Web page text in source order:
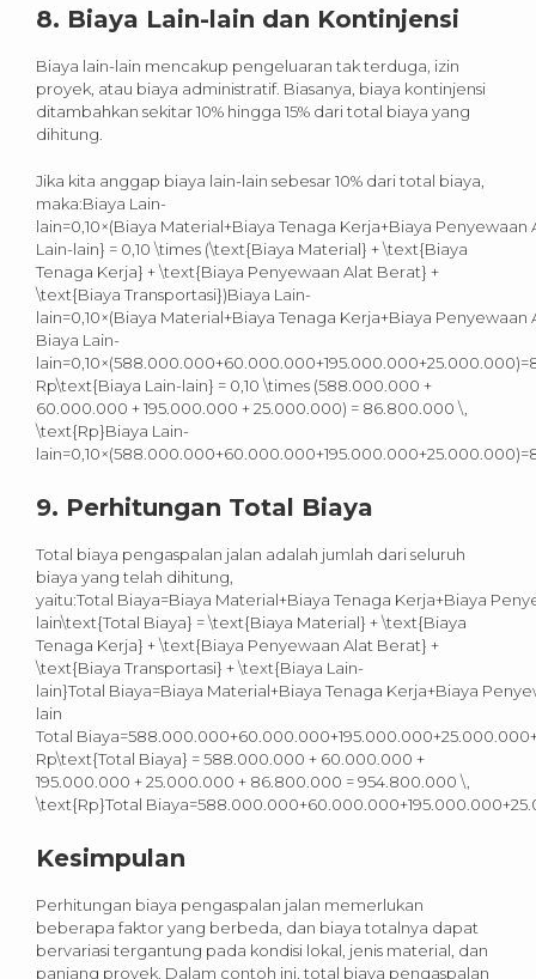
8. Biaya Lain-lain dan Kontinjensi
Biaya lain-lain mencakup pengeluaran tak terduga, izin
proyek, atau biaya administratif. Biasanya, biaya kontinjensi
ditambahkan sekitar 10% hingga 15% dari total biaya yang
dihitung.
Jika kita anggap biaya lain-lain sebesar 10% dari total biaya,
maka:Biaya Lain-
lain=0,10×(Biaya Material+Biaya Tenaga Kerja+Biaya
Lain-lain} = 0,10 \times (\text{Biaya Material} + \text{Biaya
Tenaga Kerja} + \text{Biaya Penyewaan Alat Berat} +
\text{Biaya Transportasi})Biaya Lain-
lain=0,10×(Biaya Material+Biaya Tenaga Kerja+Biaya
Biaya Lain-
Rp\text{Biaya Lain-lain} = 0,10 \times (588.000.000 +
60.000.000 + 195.000.000 + 25.000.000) = 86.800.000 \,
\text{Rp}Biaya Lain-
9. Perhitungan Total Biaya
Total biaya pengaspalan jalan adalah jumlah dari seluruh
biaya yang telah dihitung,
yaitu:Total Biaya=Biaya Material+Biaya Tenaga Kerja+Biaya
lain\text{Total Biaya} = \text{Biaya Material} + \text{Biaya
Tenaga Kerja} + \text{Biaya Penyewaan Alat Berat} +
\text{Biaya Transportasi} + \text{Biaya Lain-
lain}Total Biaya=Biaya Material+Biaya Tenaga Kerja+Biaya
lain
Total
Rp\text{Total Biaya} = 588.000.000 + 60.000.000 +
195.000.000 + 25.000.000 + 86.800.000 = 954.800.000 \,
\text{Rp}Total
Kesimpulan
Perhitungan biaya pengaspalan jalan memerlukan
beberapa faktor yang berbeda, dan biaya totalnya dapat
bervariasi tergantung pada kondisi lokal, jenis material, dan
panjang proyek. Dalam contoh ini, total biaya pengaspalan